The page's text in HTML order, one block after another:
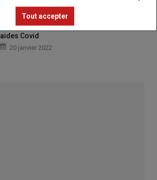
Les producteurs de porcs réclament des
aides Covid
20 janvier 2022
Tout accepter